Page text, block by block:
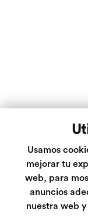
Usamos
mejorar tu
web, para
anuncios
nuestra web